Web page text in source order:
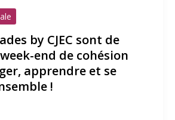
by CJEC sont de
end de cohésion
apprendre et se
!